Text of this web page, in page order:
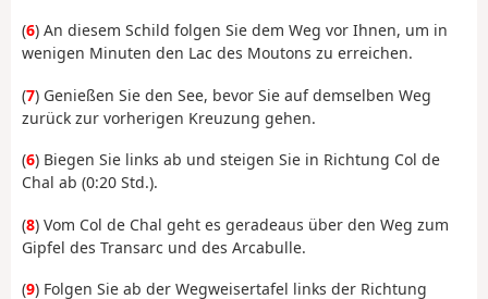
(6) An diesem Schild folgen Sie dem Weg vor Ihnen, um in
wenigen Minuten den Lac des Moutons zu erreichen.
(7) Genießen Sie den See, bevor Sie auf demselben Weg
zurück zur vorherigen Kreuzung gehen.
(6) Biegen Sie links ab und steigen Sie in Richtung Col de
Chal ab (0:20 Std.).
(8) Vom Col de Chal geht es geradeaus über den Weg zum
Gipfel des Transarc und des Arcabulle.
(9) Folgen Sie ab der Wegweisertafel links der Richtung